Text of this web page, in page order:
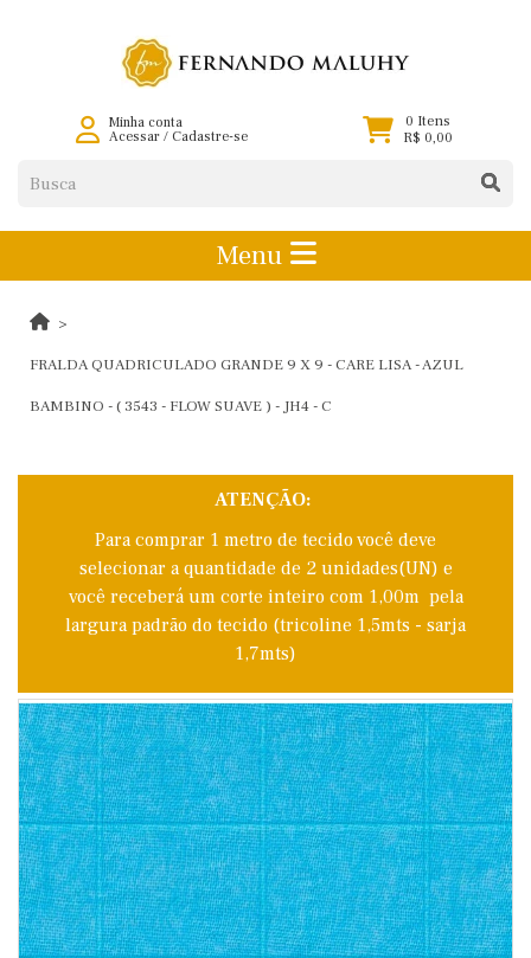
Minha conta
Acessar/ Cadastre-se
0 Itens
R$ 0,00
Menu
FRALDA QUADRICULADO GRANDE 9 X 9 - CARE LISA - AZUL
BAMBINO - ( 3543 - FLOW SUAVE ) - JH4 - C
ATENÇÃO:
Para comprar 1 metro de tecido você deve
selecionar a quantidade de 2 unidades(UN) e
você receberá um corte inteiro com 1,00m pela
largura padrão do tecido (tricoline 1,5mts - sarja
1,7mts)